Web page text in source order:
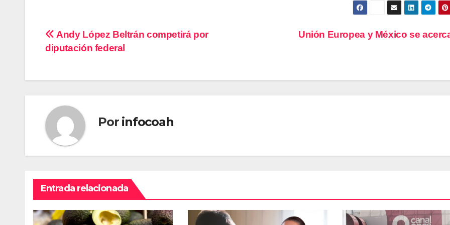
Navegación
de
entradas
Unión Europea y México se
Andy López Beltrán competirá por
diputación federal
Por infocoah
Entrada relacionada